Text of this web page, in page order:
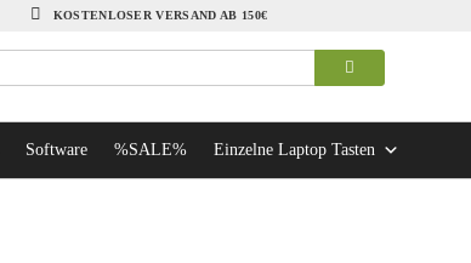
KOSTENLOSER VERSAND AB 150€
Software %SALE% Einzelne Laptop Tasten